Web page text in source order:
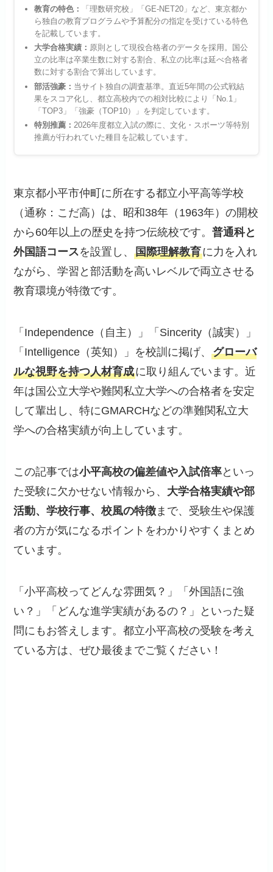
教育の特色：
「理数研究校」「GE-NET20」など、東京都か
ら独自の教育プログラムや予算配分の指定を受けている特色
を記載しています。
大学合格実績： 原則として現役合格者のデータを採用。国公
立の比率は卒業生数に対する割合、私立の比率は延べ合格者
数に対する割合で算出しています。
部活強豪： 当サイト独自の調査基準。直近5年間の公式戦結
果をスコア化し、都立高校内での相対比較により「No.1」
「TOP3」「強豪（TOP10）」を判定しています。
特別推薦： 2026年度都立入試の際に、文化・スポーツ等特別
推薦が行われていた種目を記載しています。
東京都小平市仲町に所在する都立小平高等学校
（通称：こだ高）は、昭和38年（1963年）の開校
から60年以上の歴史を持つ伝統校です。普通科と
外国語コースを設置し、国際理解教育に力を入れ
ながら、学習と部活動を高いレベルで両立させる
教育環境が特徴です。
「Independence（自主）」「Sincerity（誠実）」
「Intelligence（英知）」を校訓に掲げ、グローバ
ルな視野を持つ人材育成に取り組んでいます。近
年は国公立大学や難関私立大学への合格者を安定
して輩出し、特にGMARCHなどの準難関私立大
学への合格実績が向上しています。
この記事では小平高校の偏差値や入試倍率といっ
た受験に欠かせない情報から、 大学合格実績や部
活動、学校行事、校風の特徴 まで、受験生や保護
者の方が気になるポイントをわかりやすくまとめ
ています。
「小平高校ってどんな雰囲気？」「外国語に強
い？」「どんな進学実績があるの？」といった疑
問にもお答えします。都立小平高校の受験を考え
ている方は、ぜひ最後までご覧ください！